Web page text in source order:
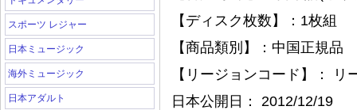
スポーツ レジャー
日本ミュージック
海外ミュージック
日本アダルト
【ディスク枚数】：1枚組
【商品類別】：中国正規品
【リージョンコード】：
日本公開日： 2012/12/19